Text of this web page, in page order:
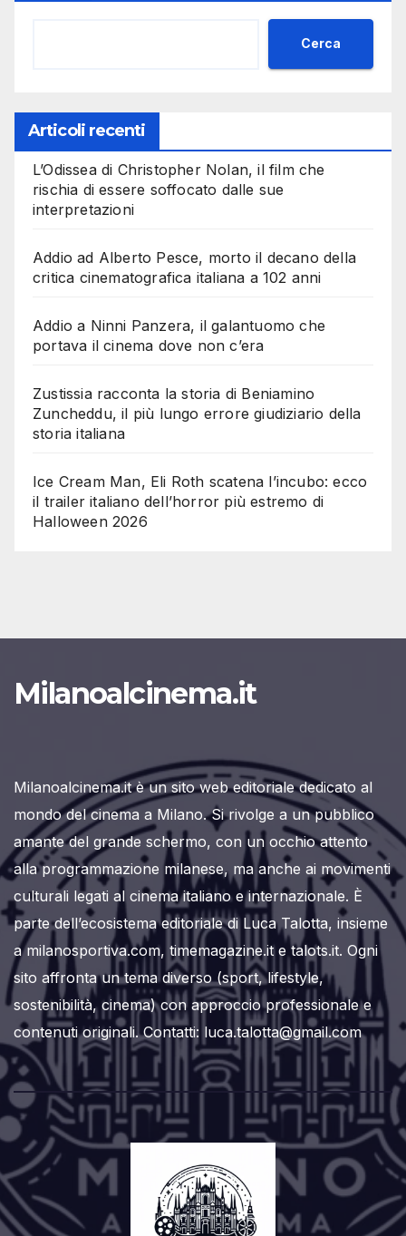
Cerca
Articoli recenti
L’Odissea di Christopher Nolan, il film che
rischia di essere soffocato dalle sue
interpretazioni
Addio ad Alberto Pesce, morto il decano della
critica cinematografica italiana a 102 anni
Addio a Ninni Panzera, il galantuomo che
portava il cinema dove non c’era
Zustissia racconta la storia di Beniamino
Zuncheddu, il più lungo errore giudiziario della
storia italiana
Ice Cream Man, Eli Roth scatena l’incubo: ecco
il trailer italiano dell’horror più estremo di
Halloween 2026
Milanoalcinema.it
Milanoalcinema.it è un sito web editoriale dedicato al
mondo del cinema a Milano. Si rivolge a un pubblico
amante del grande schermo, con un occhio attento
alla programmazione milanese, ma anche ai movimenti
culturali legati al cinema italiano e internazionale. È
parte dell’ecosistema editoriale di Luca Talotta, insieme
a milanosportiva.com, timemagazine.it e talots.it. Ogni
sito affronta un tema diverso (sport, lifestyle,
sostenibilità, cinema) con approccio professionale e
contenuti originali. Contatti: luca.talotta@gmail.com